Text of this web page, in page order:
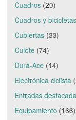
Cuadros (20)
Cuadros y
Cubiertas (33)
Culote (74)
Dura-Ace (14)
Electrónica ciclista
Entradas
Equipamiento (166)